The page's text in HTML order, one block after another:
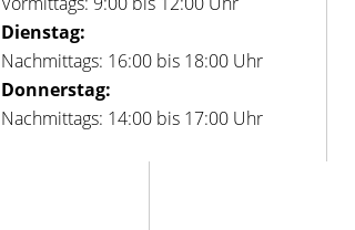
Dienstag:
Nachmittags: 16:00 bis 18:00 Uhr
Donnerstag:
Nachmittags: 14:00 bis 17:00 Uhr